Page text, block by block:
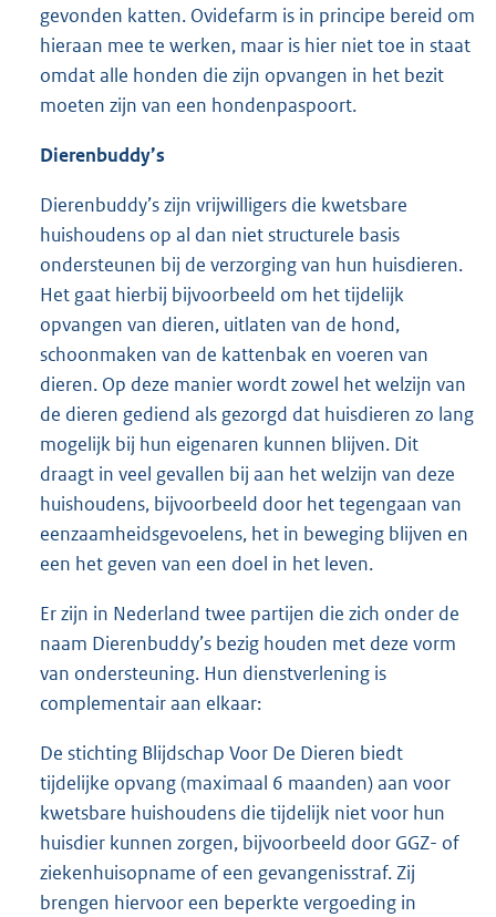
gevonden katten. Ovidefarm is in principe bereid om
hieraan mee te werken, maar is hier niet toe in staat
omdat alle honden die zijn opvangen in het bezit
moeten zijn van een hondenpaspoort.
Dierenbuddy’s
Dierenbuddy’s zijn vrijwilligers die kwetsbare
huishoudens op al dan niet structurele basis
ondersteunen bij de verzorging van hun huisdieren.
Het gaat hierbij bijvoorbeeld om het tijdelijk
opvangen van dieren, uitlaten van de hond,
schoonmaken van de kattenbak en voeren van
dieren. Op deze manier wordt zowel het welzijn van
de dieren gediend als gezorgd dat huisdieren zo lang
mogelijk bij hun eigenaren kunnen blijven. Dit
draagt in veel gevallen bij aan het welzijn van deze
huishoudens, bijvoorbeeld door het tegengaan van
eenzaamheidsgevoelens, het in beweging blijven en
een het geven van een doel in het leven.
Er zijn in Nederland twee partijen die zich onder de
naam Dierenbuddy’s bezig houden met deze vorm
van ondersteuning. Hun dienstverlening is
complementair aan elkaar:
De stichting Blijdschap Voor De Dieren biedt
tijdelijke opvang (maximaal 6 maanden) aan voor
kwetsbare huishoudens die tijdelijk niet voor hun
huisdier kunnen zorgen, bijvoorbeeld door GGZ- of
ziekenhuisopname of een gevangenisstraf. Zij
brengen hiervoor een beperkte vergoeding in